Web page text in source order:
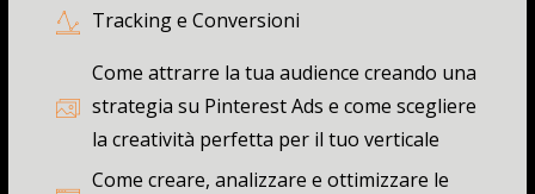
Tracking e Conversioni
Come attrarre la tua audience creando una
strategia su Pinterest Ads e come scegliere
la creatività perfetta per il tuo verticale
Come creare, analizzare e ottimizzare le